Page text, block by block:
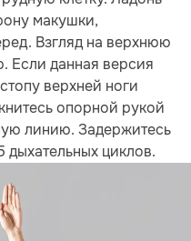
макушки,
Взгляд на верхнюю
Если данная версия
верхней ноги
опорной рукой
линию. Задержитесь
циклов.